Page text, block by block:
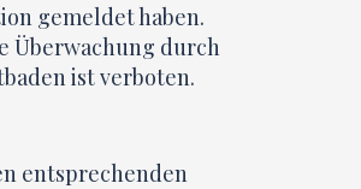
gemeldet haben.
Überwachung durch
ist verboten.
entsprechenden